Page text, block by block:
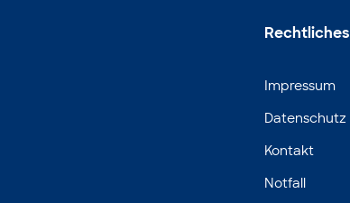
Rechtliches
Impressum
Datenschutz
Kontakt
Notfall